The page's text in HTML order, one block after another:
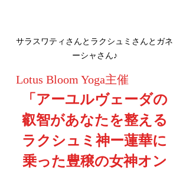
サラスワティさんとラクシュミさんとガネ
ーシャさん♪
Lotus Bloom Yoga主催
「アーユルヴェーダの
叡智があなたを整える
ラクシュミ神ー蓮華に
乗った豊穣の女神オン